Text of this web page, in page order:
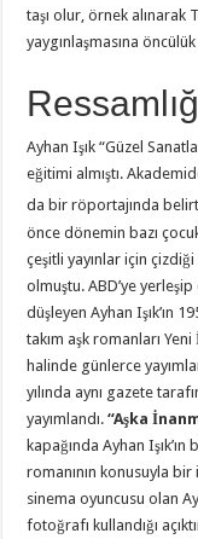
taşı olur, örnek alınarak
yaygınlaşmasına
Ayhan Işık “Güzel
eğitimi almıştı.
da bir röportajında
önce dönemin bazı
çeşitli yayınlar için
olmuştu. ABD’ye
düşleyen Ayhan Işık’ın
takım aşk romanları
halinde günlerce
yılında aynı gazete
yayımlandı.“Aşka
kapağında Ayhan
romanının konusuyla
sinema oyuncusu olan
fotoğrafı kullandığı